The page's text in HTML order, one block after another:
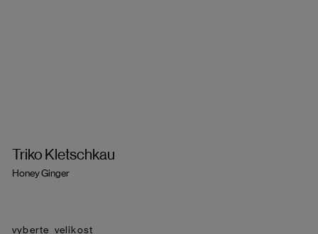
Triko Kletschkau
Honey Ginger
velikost